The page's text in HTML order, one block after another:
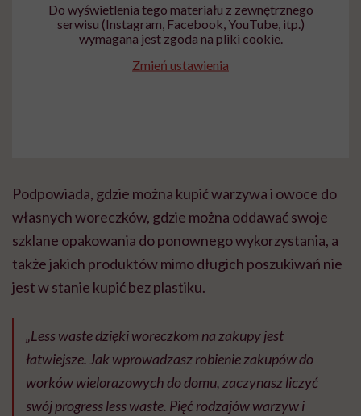
Do wyświetlenia tego materiału z zewnętrznego
serwisu (Instagram, Facebook, YouTube, itp.)
wymagana jest zgoda na pliki cookie.
Zmień ustawienia
Podpowiada, gdzie można kupić warzywa i owoce do
własnych woreczków, gdzie można oddawać swoje
szklane opakowania do ponownego wykorzystania, a
także jakich produktów mimo długich poszukiwań nie
jest w stanie kupić bez plastiku.
„Less waste dzięki woreczkom na zakupy jest
łatwiejsze. Jak wprowadzasz robienie zakupów do
worków wielorazowych do domu, zaczynasz liczyć
swój progress less waste. Pięć rodzajów warzyw i